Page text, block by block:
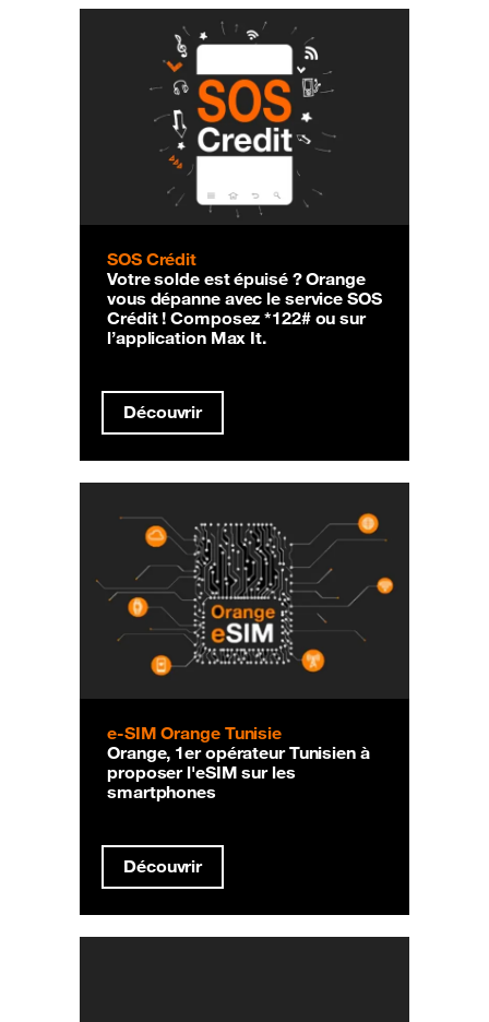
SOS Crédit
Votre solde est épuisé ? Orange
vous dépanne avec le service SOS
Crédit ! Composez *122# ou sur
l’application Max It.
Découvrir
e-SIM Orange Tunisie
Orange, 1er opérateur Tunisien à
proposer l'eSIM sur les
smartphones
Découvrir